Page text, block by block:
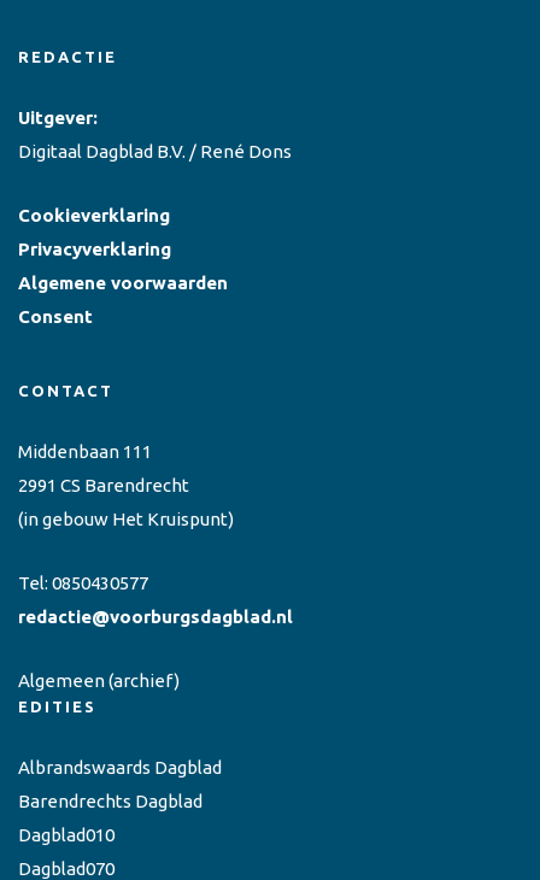
REDACTIE
Uitgever:
Digitaal Dagblad B.V. / René Dons
Cookieverklaring
Privacyverklaring
Algemene voorwaarden
Consent
CONTACT
Middenbaan 111
2991 CS Barendrecht
(in gebouw Het Kruispunt)
Tel: 0850430577
redactie@voorburgsdagblad.nl
Algemeen(archief)
EDITIES
Albrandswaards Dagblad
Barendrechts Dagblad
Dagblad010
Dagblad070